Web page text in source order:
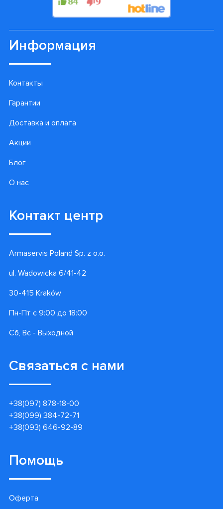
Информация
Контакты
Гарантии
Доставка и оплата
Акции
Блог
О нас
Контакт центр
Armaservis Poland Sp. z o.o.
ul. Wadowicka 6/41-42
30-415 Kraków
Пн-Пт с 9:00 до 18:00
Сб, Вс - Выходной
Связаться с нами
+38(097) 878-18-00
+38(099) 384-72-71
+38(093) 646-92-89
Помощь
Оферта